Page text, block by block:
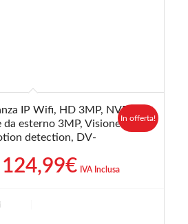
IP Wifi, HD 3MP, NVR
da esterno 3MP, Visione
detection, DV-
prezzo
124,99€IlIVA Inclusa
In offerta!